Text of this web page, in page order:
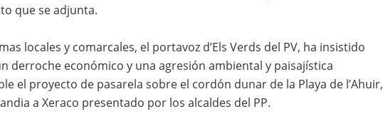
que se adjunta.
locales y comarcales, el portavoz d’Els Verds del PV, ha insistido
derroche económico y una agresión ambiental y paisajística
el proyecto de pasarela sobre el cordón dunar de la Playa de l’Ahuir,
a Xeraco presentado por los alcaldes del PP.